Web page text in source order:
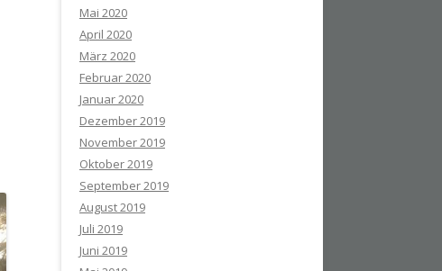
Mai 2020
April 2020
März 2020
Februar 2020
Januar 2020
Dezember 2019
November 2019
Oktober 2019
September 2019
August 2019
Juli 2019
Juni 2019